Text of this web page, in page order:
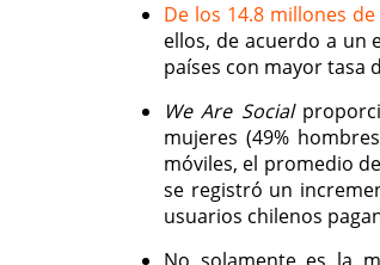
De los 14.8 millones
ellos, de acuerdo a un
países con mayor tasa
We Are Social
mujeres (49%
móviles, el promedio
se registró un
usuarios chilenos